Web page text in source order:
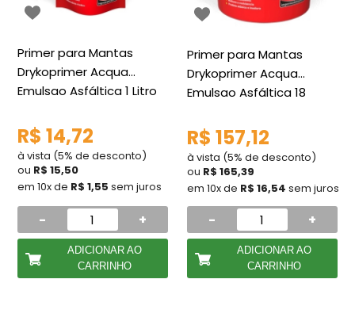
Primer para Mantas
Drykoprimer Acqua
Emulsao Asfáltica 1 Litro
R$ 14,72
à vista (5% de desconto)
ou R$ 15,50
em 10x de R$ 1,55 sem juros
- +
ADICIONAR AO
CARRINHO
Primer para Mantas
Drykoprimer Acqua
Emulsao Asfáltica 18
R$ 157,12
à vista (5% de desconto)
ou R$ 165,39
em 10x de R$ 16,54 sem juros
- +
ADICIONAR AO
CARRINHO